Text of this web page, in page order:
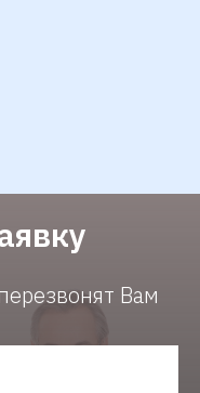
Вам